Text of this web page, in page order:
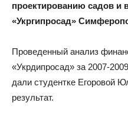
проектированию садов и
«Укргипросад»
Проведенный анализ
«Укрдипросад» за 2007-
дали студентке Егоровой
результат.